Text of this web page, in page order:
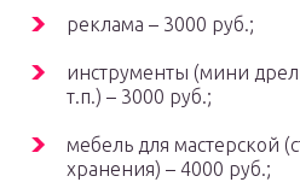
реклама – 3000 руб.;
инструменты (мини
т.п.) – 3000 руб.;
мебель для мастерской
хранения) – 4000 руб.;